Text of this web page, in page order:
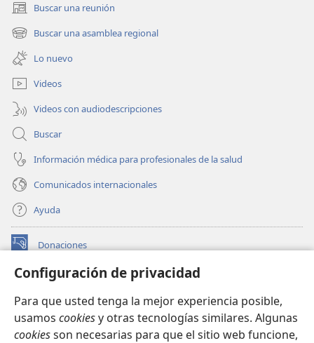
Configuración de privacidad
Para que usted tenga la mejor experiencia posible,
usamos cookiesy otras tecnologías similares. Algunas
cookiesson necesarias para que el sitio web funcione,
Buscar una reunión
(abre
una
nueva
ventana)
Buscar una asamblea regional
(abre
una
nueva
ventana)
Lo nuevo
Videos
Videos con audiodescripciones
Buscar
Información médica para profesionales de la salud
Comunicados internacionales
Ayuda
Donaciones
(abre
nueva BIBLIOTECA EN LÍNEA Watchtower™
una
nueva
ventana)
JW Hub
(abre
una